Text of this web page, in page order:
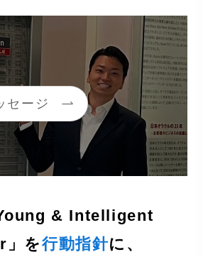
セージ
& Intelligent
を行動指針に、